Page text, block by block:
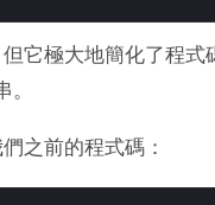
它極大地簡化了程式
之前的程式碼：